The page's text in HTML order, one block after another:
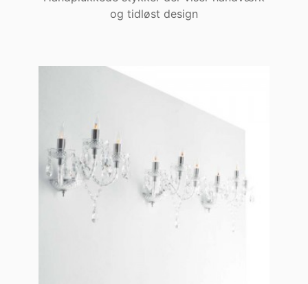
og tidløst design